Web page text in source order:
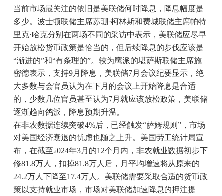
当前市场最关注的依旧是美联储何时降息，降息幅度是
多少。波士顿联储主席苏珊·柯林斯和费城联储主席帕特
里克·哈克分别在两场不同的采访中表示，美联储应尽早
开始放松货币政策是恰当的，但后续降息的步伐应该是
“渐进的”和“有条理的”。较为鹰派的堪萨斯联储主席施
密德表示，支持9月降息，美联储7月会议纪要显示，绝
大多数与会官员认为在下月的会议上开始降息是合适
的，少数几位官员甚至认为7月就应该放松政策，美联储
逐渐趋向鸽派，降息预期升温。
在非农数据连续突破4%后，已经触发“萨姆规则”，市场
对美国经济衰退的忧虑也随之上升。美国劳工统计局宣
布，在截至2024年3月的12个月内，非农就业数据初步下
修81.8万人，扣掉81.8万人后，月平均增速将从原来的
24.2万人下降至17.4万人。美联储需要采取合适的货币政
策以支持就业市场，市场对美联储加速降息的押注提